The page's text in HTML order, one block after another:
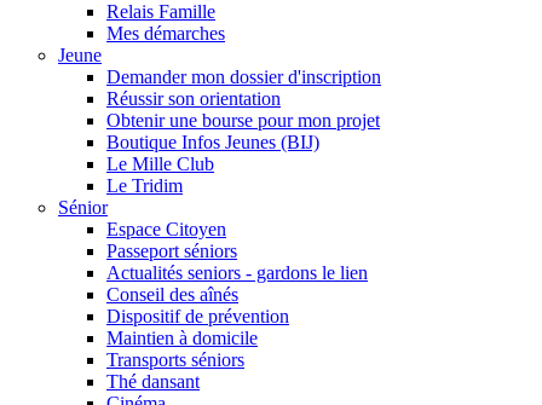
Relais Famille
Mes démarches
Jeune
Demander mon dossier d'inscription
Réussir son orientation
Obtenir une bourse pour mon projet
Boutique Infos Jeunes (BIJ)
Le Mille Club
Le Tridim
Sénior
Espace Citoyen
Passeport séniors
Actualités seniors - gardons le lien
Conseil des aînés
Dispositif de prévention
Maintien à domicile
Transports séniors
Thé dansant